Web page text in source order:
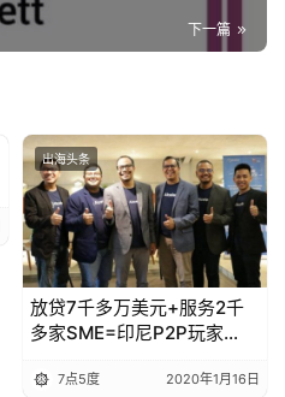
下一篇
出海头条
放贷7千多万美元+服务2千
多家SME=印尼P2P玩家
资？7点5度 2020年1月16日